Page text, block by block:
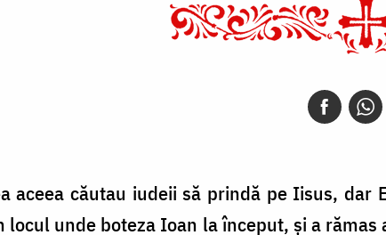
aceea căutau iudeii să prindă pe Iisus,
locul unde boteza Ioan la început, şi a